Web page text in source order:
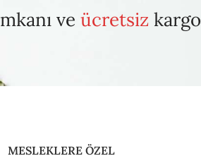
ve ücretsiz kargo
MESLEKLERE ÖZEL